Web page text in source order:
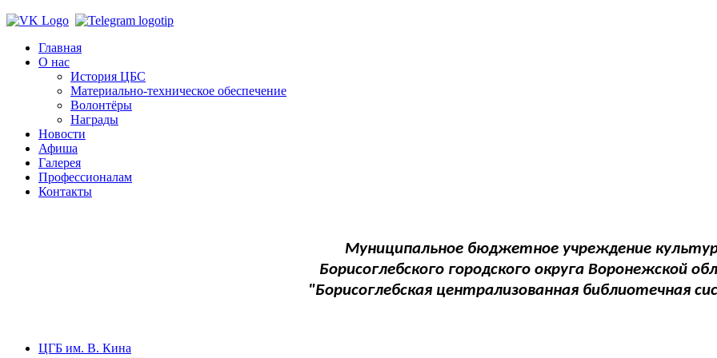
Главная
О нас
История ЦБС
Материально-техническое обеспечение
Волонтёры
Награды
Новости
Афиша
Галерея
Профессионалам
Контакты
Муниципальное бюджетное учреждение
Борисоглебского городского округа Воронежской
"Борисоглебская централизованная библиотечная
ЦГБ им. В. Кина